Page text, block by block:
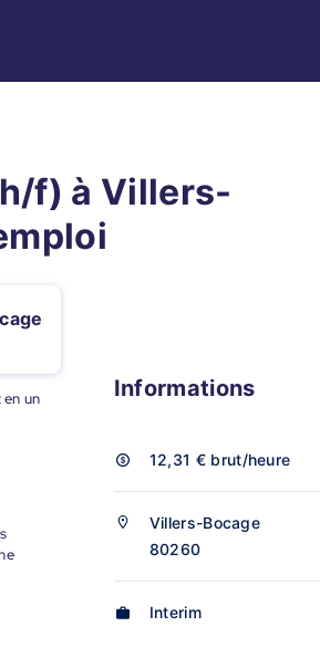
f) à Villers-
un
Informations
12,31 € brut/heure
Villers-Bocage
80260
Interim